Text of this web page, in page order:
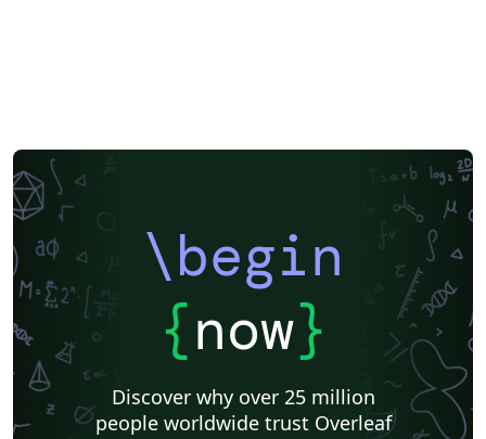
\begin
{now}
Discover why over 25 million
people worldwide trust Overleaf